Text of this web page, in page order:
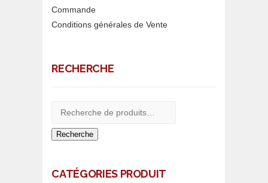
Commande
Conditions générales de Vente
RECHERCHE
Recherche
CATÉGORIES PRODUIT